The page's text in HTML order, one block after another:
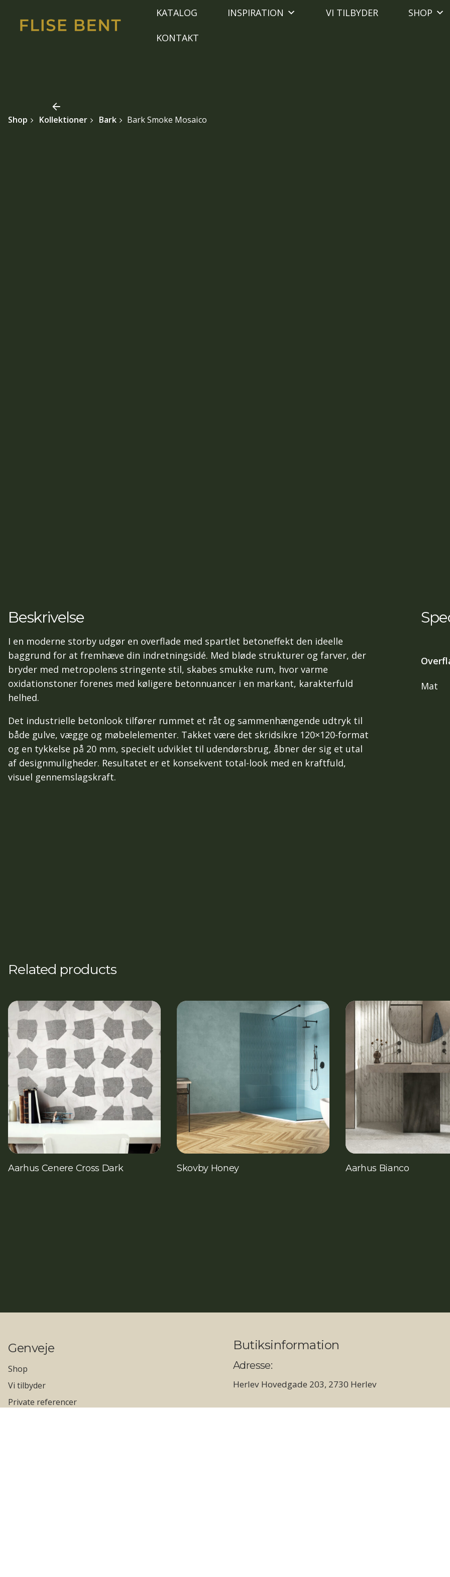
content
KATALOG INSPIRATION VI TILBYDER SHOP
KONTAKT
Shop Kollektioner Bark Bark Smoke Mosaico
Beskrivelse
I en moderne storby udgør en overflade med spartlet betoneffekt den ideelle
baggrund for at fremhæve din indretningsidé. Med bløde strukturer og farver, der
bryder med metropolens stringente stil, skabes smukke rum, hvor varme
oxidationstoner forenes med køligere betonnuancer i en markant, karakterfuld
helhed.
Det industrielle betonlook tilfører rummet et råt og sammenhængende udtryk til
både gulve, vægge og møbelelementer. Takket være det skridsikre 120×120-format
og en tykkelse på 20 mm, specielt udviklet til udendørsbrug, åbner der sig et utal
af designmuligheder. Resultatet er et konsekvent total-look med en kraftfuld,
visuel gennemslagskraft.
Mat
Related products
Aarhus Cenere Cross Dark Skovby Honey Aarhus Bianco
Genveje
Shop
Vi tilbyder
Private referencer
Butiksinformation
Adresse:
Herlev Hovedgade 203, 2730 Herlev